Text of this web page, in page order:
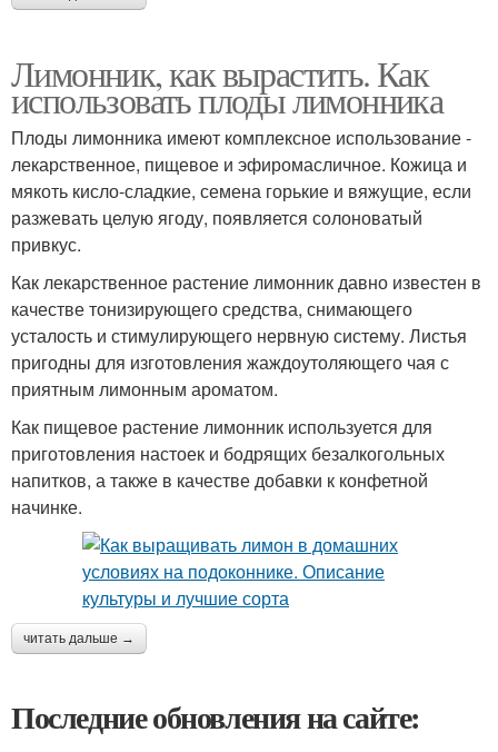
Лимонник, как вырастить. Как
использовать плоды лимонника
Плоды лимонника имеют комплексное использование -
лекарственное, пищевое и эфиромасличное. Кожица и
мякоть кисло-сладкие, семена горькие и вяжущие, если
разжевать целую ягоду, появляется солоноватый
привкус.
Как лекарственное растение лимонник давно известен в
качестве тонизирующего средства, снимающего
усталость и стимулирующего нервную систему. Листья
пригодны для изготовления жаждоутоляющего чая с
приятным лимонным ароматом.
Как пищевое растение лимонник используется для
приготовления настоек и бодрящих безалкогольных
напитков, а также в качестве добавки к конфетной
начинке.
читать дальше →
Последние обновления на сайте: